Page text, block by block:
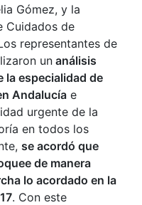
Gómez, y la
Cuidados de
representantes de
un análisis
la especialidad de
Andalucía e
urgente de la
en todos los
se acordó que
de manera
lo acordado en la
. Con este